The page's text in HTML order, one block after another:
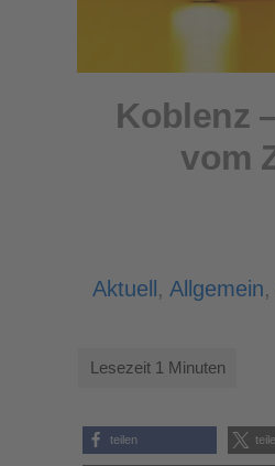
Koblenz
vom
Aktuell, Allgemein,
teilen